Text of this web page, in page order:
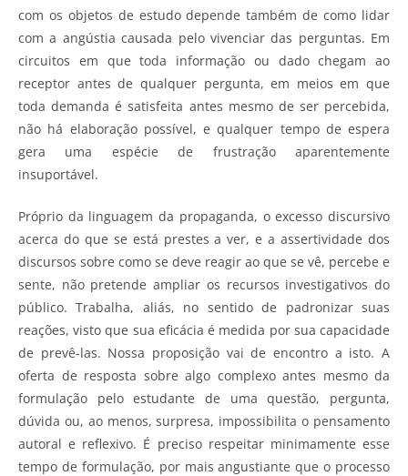
com os objetos de estudo depende também de como lidar
com a angústia causada pelo vivenciar das perguntas. Em
circuitos em que toda informação ou dado chegam ao
receptor antes de qualquer pergunta, em meios em que
toda demanda é satisfeita antes mesmo de ser percebida,
não há elaboração possível, e qualquer tempo de espera
gera uma espécie de frustração aparentemente
insuportável.
Próprio da linguagem da propaganda, o excesso discursivo
acerca do que se está prestes a ver, e a assertividade dos
discursos sobre como se deve reagir ao que se vê, percebe e
sente, não pretende ampliar os recursos investigativos do
público. Trabalha, aliás, no sentido de padronizar suas
reações, visto que sua eficácia é medida por sua capacidade
de prevê-las. Nossa proposição vai de encontro a isto. A
oferta de resposta sobre algo complexo antes mesmo da
formulação pelo estudante de uma questão, pergunta,
dúvida ou, ao menos, surpresa, impossibilita o pensamento
autoral e reflexivo. É preciso respeitar minimamente esse
tempo de formulação, por mais angustiante que o processo